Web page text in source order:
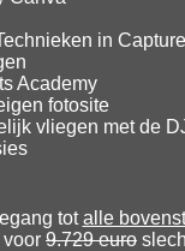
in
Academy
fotosite
vliegen met de
totalle
voor 9.729 euro